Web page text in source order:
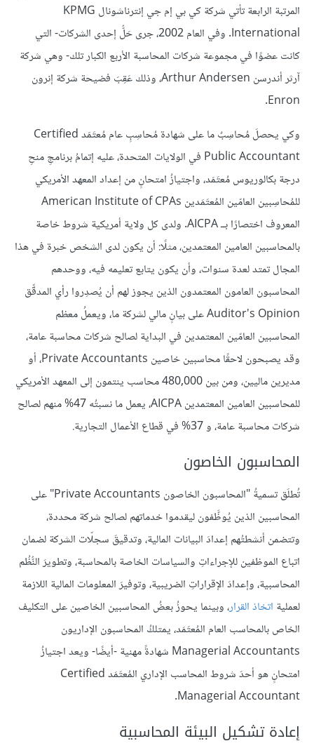
المرتبة الرابعة تأتي شركة كي بي إم جي إنترناشونال KPMG
International. وفي العام 2002، جرى حَلُّ إحدى الشركات- التي
كانت عضوًا في مجموعة شركات المحاسبة الأربع الكبار تلك- وهي شركة
آرثر أندرسن Arthur Andersen، وذلك عَقِبَ فضيحة شركة إنرون
Enron.
وكي يحصلَ مُحاسِبٌ ما على شهادة مُحاسِبٍ عام مُعتَمَد Certified
Public Accountant في الولايات المتحدة، عليه إتمامُ برنامجِ منحِ
درجة بكالوريوس مُعتَمَد، واجتيازُ امتحانٍ من إعداد المعهد الأمريكي
للمُحاسِبين العامّين المُعتَمَدين American Institute of CPAs
المعروف اختصارًا بــ AICPA. ولدى كل ولاية أمريكية شروط خاصة
بالمحاسبين العامين المعتمدين، مثلًا: أن يكون لدى الشخص خبرة في هذا
المجال تمتد لعدة سنوات، وأن يكون يتابع تعليمه فيه، ووحدهم
المحاسبون العامون المعتمدون الذين يجوز لهم أن يُصدِروا رأي المدقِّق
Auditor's Opinion على بيانٍ مالي لشركة ما، ويعملُ معظم
المحاسبين العامّين المعتمدين في البداية لصالح شركات محاسبة عامة،
وقد يصبحون لاحقًا محاسبين خاصين Private Accountants، أو
مديرين ماليين، ومن بين 480,000 محاسب ينتمون إلى المعهد الأمريكي
للمحاسبين العامين المعتمدين AICPA، يعمل ما نسبتُه 47% منهم لصالح
شركات محاسبة عامة، و 37% في قطاع الأعمال التجارية.
المحاسبون الخاصون
تُطلَق تسميةُ "المحاسبون الخاصون Private Accountants" على
المحاسبين الذين يُوظَّفون ليقدموا خدماتهم لصالح شركة محددة،
وتتضمن أنشطتُهم إعدادَ البيانات المالية، وتدقيقَ سجلّات الشركة لضمان
اتباع الموظفين للإجراءاتِ والسياسات الخاصة بالمحاسبة، وتطويرَ النُّظُم
المحاسبية، وإعدادَ الإقراراتِ الضريبية، وتوفيرَ المعلومات المالية اللازمة
لعملية اتخاذ القرار، وبينما يحوزُ بعضُ المحاسبين الخاصين على التكليف
الخاص بالمحاسب العام المُعتَمَد، يمتلكُ المحاسبون الإداريون
Managerial Accountants شهادةً مهنية -أيضًا- ويعد اجتيازُ
امتحانٍ هو أحدَ شروط المحاسب الإداري المُعتَمَد Certified
Managerial Accountant.
إعادة تشكيل البيئة المحاسبية